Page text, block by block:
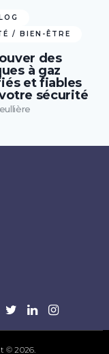
/ BIEN-ÊTRE
des
à gaz
et fiables
sécurité
© 2026.